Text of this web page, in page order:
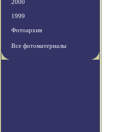
2000
1999
Фотоархив
Все фотоматериалы